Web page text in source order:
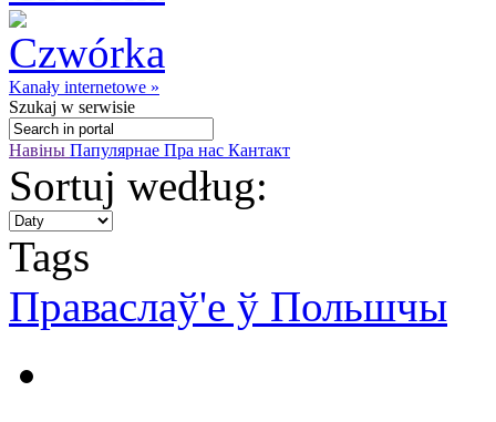
Kanały internetowe »
Szukaj w serwisie
Навіны Папулярнае Пра нас Кантакт
Sortuj według:
Tags
Праваслаў'е ў Польшчы